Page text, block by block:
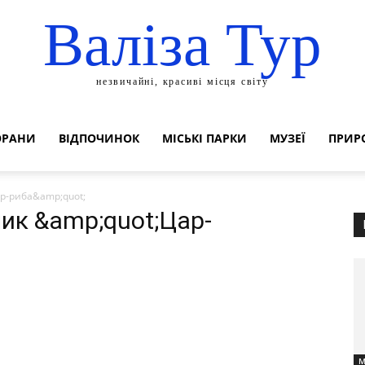
Валіза Тур
незвичайні, красиві місця світу
ВІДПОЧИНОК МІСЬКІ ПАРКИ МУЗЕЇ
риба&amp;quot;
&amp;quot;Цар-